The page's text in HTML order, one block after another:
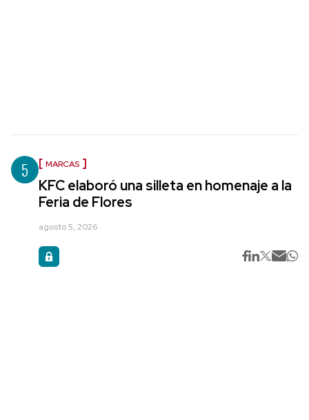
5 MARCAS
KFC elaboró una silleta en homenaje a la
Feria de Flores
agosto 5, 2026